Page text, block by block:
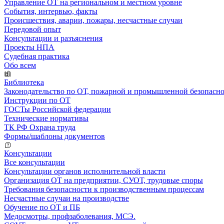
Управление ОТ на региональном и местном уровне
События, интервью, факты
Происшествия, аварии, пожары, несчастные случаи
Передовой опыт
Консультации и разъяснения
Проекты НПА
Судебная практика
Обо всем
Библиотека
Законодательство по ОТ, пожарной и промышленной
Инструкции по ОТ
ГОСТы Российской федерации
Технические нормативы
ТК РФ Охрана труда
Формы/шаблоны документов
Консультации
Все консультации
Консультации органов исполнительной власти
Организация ОТ на предприятии, СУОТ, трудовые споры
Требования безопасности к производственным процессам
Несчастные случаи на производстве
Обучение по ОТ и ПБ
Медосмотры, профзаболевания, МСЭ.